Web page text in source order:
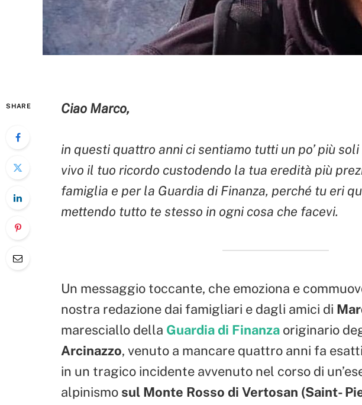
SHARE Ciao Marco,
in questi quattro anni ci sentiamo tutti un po’ più
vivo il tuo ricordo custodendo la tua eredità più
famiglia e per la Guardia di Finanza, perché tu eri
mettendo tutto te stesso in ogni cosa che facevi.
Un messaggio toccante, che emoziona e
nostra redazione dai famigliari e dagli amici di
maresciallo della Guardia di Finanza originario
Arcinazzo, venuto a mancare quattro anni fa
in un tragico incidente avvenuto nel corso di
alpinismo sul Monte Rosso di Vertosan (Saint-